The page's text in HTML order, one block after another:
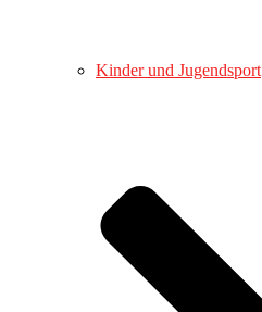
Kinder und Jugendsport